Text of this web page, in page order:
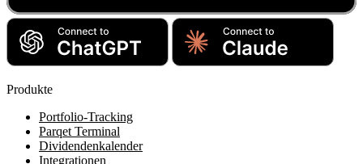
Produkte
Portfolio-Tracking
Parqet Terminal
Dividendenkalender
Integrationen